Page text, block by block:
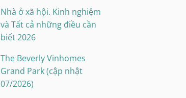
Nhà ở xã hội. Kinh nghiệm
và Tất cả những điều cần
biết 2026
The Beverly Vinhomes
Grand Park (cập nhật
07/2026)